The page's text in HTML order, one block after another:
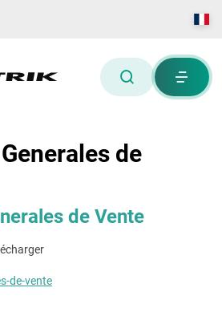
de
de Vente
de-vente